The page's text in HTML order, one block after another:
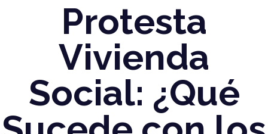
Protesta
Vivienda
Social: ¿Qué